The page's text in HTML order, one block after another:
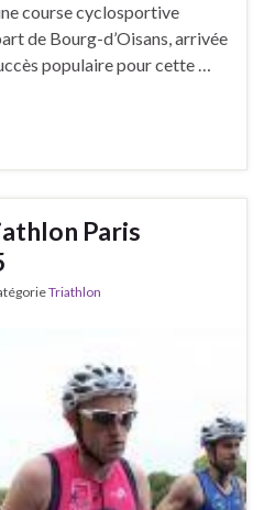
course cyclosportive
de Bourg-d’Oisans, arrivée
populaire pour cette …
Paris
Triathlon